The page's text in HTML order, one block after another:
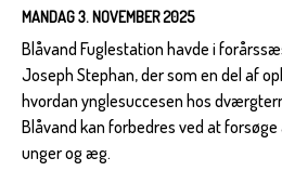
MANDAG 3. NOVEMBER 2025
Blåvand Fuglestation havde i
Joseph Stephan, der som en del af
hvordan ynglesuccesen hos
Blåvand kan forbedres ved at
unger og æg.